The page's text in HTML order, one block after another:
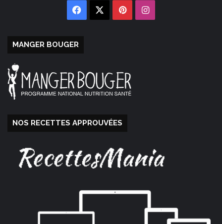
Facebook PinterestInstagram
MANGER BOUGER
NOS RECETTES APPROUVÉES